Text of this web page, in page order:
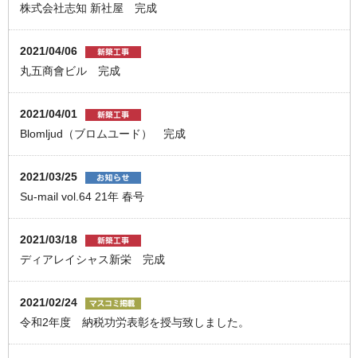
株式会社志知 新社屋 完成
2021/04/06
丸五商會ビル 完成
2021/04/01
Blomljud（ブロムユード） 完成
2021/03/25
Su-mail vol.64 21年 春号
2021/03/18
ディアレイシャス新栄 完成
2021/02/24
令和2年度 納税功労表彰を授与致しました。